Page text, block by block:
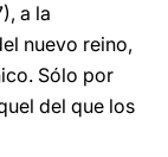
a la
nuevo reino,
Sólo por
del que los